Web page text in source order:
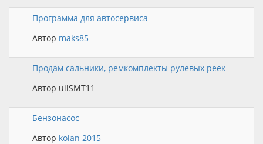
Программа для автосервиса
Автор maks85
Продам сальники, ремкомплекты рулевых реек
Автор uilSMT11
Бензонасос
Автор kolan 2015